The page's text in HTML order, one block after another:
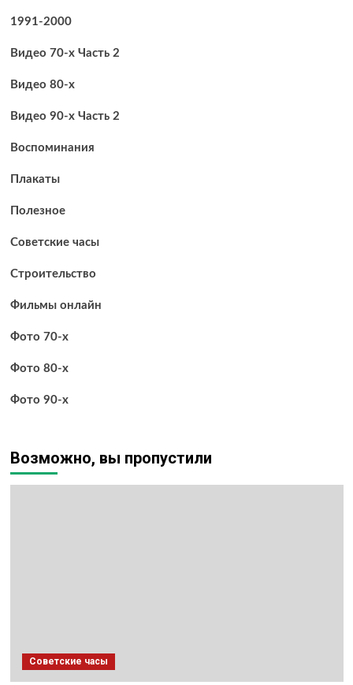
1991-2000
Видео 70-х Часть 2
Видео 80-х
Видео 90-х Часть 2
Воспоминания
Плакаты
Полезное
Советские часы
Строительство
Фильмы онлайн
Фото 70-х
Фото 80-х
Фото 90-х
Возможно, вы пропустили
Советские часы